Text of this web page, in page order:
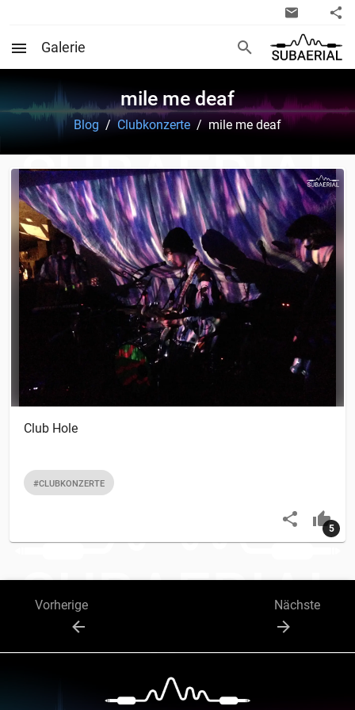
Galerie
mile me deaf
Blog / Clubkonzerte / mile me deaf
Club Hole
#CLUBKONZERTE
5
Vorherige Nächste